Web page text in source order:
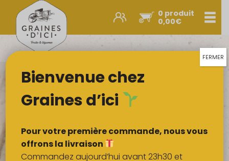
0 produit
0,00€
Promos et nouveautés
Légumes & œufs
Fruits
Viandes
Boulangerie
Crémerie
Bienvenue chez
Graines d’ici
Pour votre première commande, nous vous
offrons la livraison
Commandez aujourd’hui avant 23h30 et
FERMER